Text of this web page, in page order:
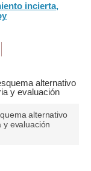
incierta,
alternativo
y evaluación